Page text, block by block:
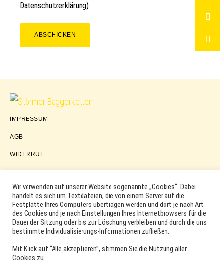
Datenschutzerklärung)
ABSCHICKEN
Störmer
IMPRESSUM
AGB
WIDERRUF
DATENSCHUTZ
COPYRIGHT © 2026 ·WORDPRESS·LOG IN
MARKEN, ERSATZTEILNUMMERN, PRODUKTNAMEN SOWIE
PRODUKTABBILDUNGEN UND LOGOS WERDEN NUR ZUR
IDENTIFIKATION DER PRODUKTE VERWENDET UND KÖNNEN
EINGETRAGENE MARKEN DER ENTSPRECHENDEN
HERSTELLER SEIN. VERWENDETE MARKEN- UND
Wir verwenden auf unserer Website sogenannte „Cookies“. Dabei
handelt es sich um Textdateien, die von einem Server auf die
Festplatte Ihres Computers übertragen werden und dort je nach Art
des Cookies und je nach Einstellungen Ihres Internetbrowsers für die
Dauer der Sitzung oder bis zur Löschung verbleiben und durch die uns
bestimmte Individualisierungs-Informationen zufließen.
Mit Klick auf “Alle akzeptieren”, stimmen Sie die Nutzung aller
Cookies zu.